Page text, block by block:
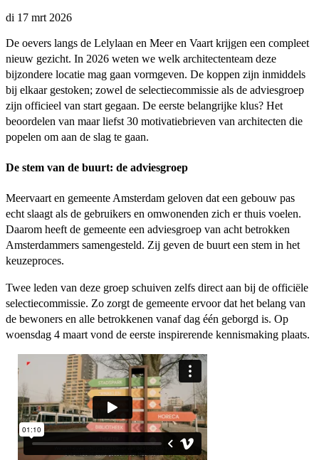
di 17 mrt 2026
De oevers langs de Lelylaan en Meer en Vaart krijgen een compleet
nieuw gezicht. In 2026 weten we welk architectenteam deze
bijzondere locatie mag gaan vormgeven. De koppen zijn inmiddels
bij elkaar gestoken; zowel de selectiecommissie als de adviesgroep
zijn officieel van start gegaan. De eerste belangrijke klus? Het
beoordelen van maar liefst 30 motivatiebrieven van architecten die
popelen om aan de slag te gaan.
De stem van de buurt: de adviesgroep
Meervaart en gemeente Amsterdam geloven dat een gebouw pas
echt slaagt als de gebruikers en omwonenden zich er thuis voelen.
Daarom heeft de gemeente een adviesgroep van acht betrokken
Amsterdammers samengesteld. Zij geven de buurt een stem in het
keuzeproces.
Twee leden van deze groep schuiven zelfs direct aan bij de officiële
selectiecommissie. Zo zorgt de gemeente ervoor dat het belang van
de bewoners en alle betrokkenen vanaf dag één geborgd is. Op
woensdag 4 maart vond de eerste inspirerende kennismaking plaats.